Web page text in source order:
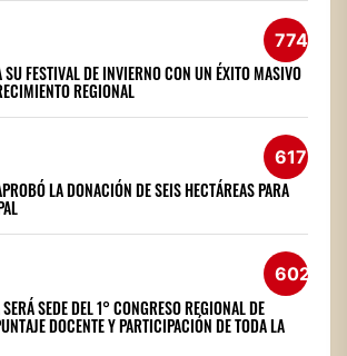
774
FESTIVAL DE INVIERNO CON UN ÉXITO MASIVO
REGIONAL
617
LA DONACIÓN DE SEIS HECTÁREAS PARA
602
SEDE DEL 1° CONGRESO REGIONAL DE
DOCENTE Y PARTICIPACIÓN DE TODA LA